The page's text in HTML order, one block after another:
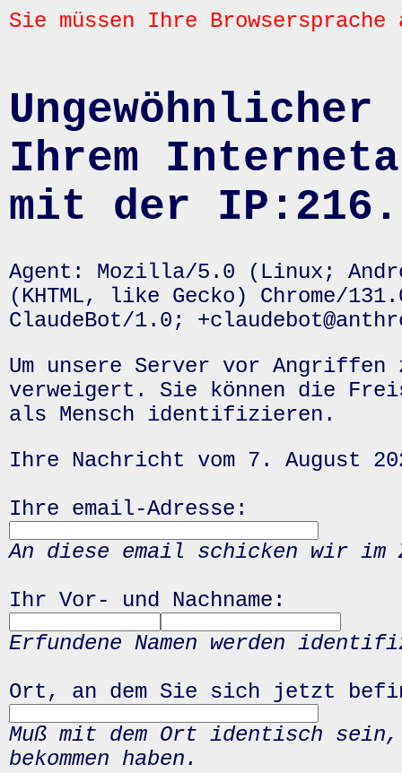
Sie müssen Ihre
Ihrem
mit der
Agent: Mozilla/5.0 (Linux;
(KHTML, like Gecko) Chrome/
ClaudeBot/1.0;
Um unsere Server vor
verweigert. Sie können die
als Mensch identifizieren.
Ihre Nachricht vom 7. August
Ihre email-Adresse:
An diese email schicken wir
Ihr Vor- und Nachname:
Erfundene Namen werden
Ort, an dem Sie sich jetzt
Muß mit dem Ort identisch
bekommen haben.